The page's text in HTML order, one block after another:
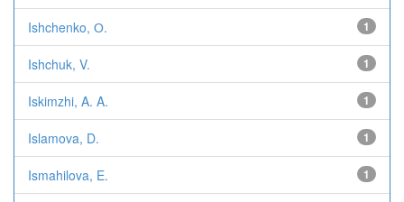
Ishchenko, О. 1
Ishchuk, V. 1
Iskimzhi, A. A. 1
Islamova, D. 1
Ismahilova, E. 1